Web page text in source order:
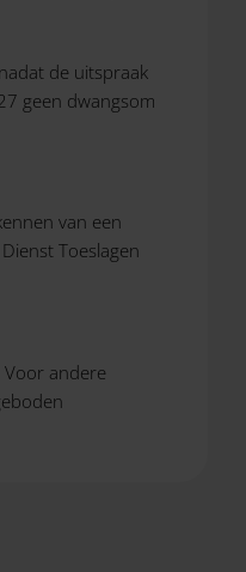
de uitspraak
geen dwangsom
van een
Toeslagen
Voor andere